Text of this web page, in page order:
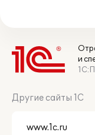
и
Другие сайты 1С